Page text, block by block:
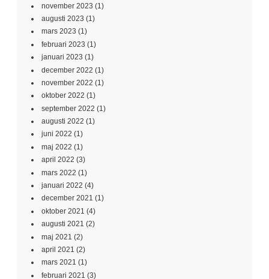
november 2023 (1)
augusti 2023 (1)
mars 2023 (1)
februari 2023 (1)
januari 2023 (1)
december 2022 (1)
november 2022 (1)
oktober 2022 (1)
september 2022 (1)
augusti 2022 (1)
juni 2022 (1)
maj 2022 (1)
april 2022 (3)
mars 2022 (1)
januari 2022 (4)
december 2021 (1)
oktober 2021 (4)
augusti 2021 (2)
maj 2021 (2)
april 2021 (2)
mars 2021 (1)
februari 2021 (3)